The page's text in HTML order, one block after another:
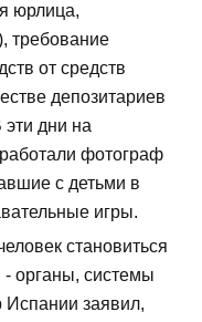
юрлица,
требование
от средств
депозитариев
дни на
фотограф
с детьми в
игры.
становиться
органы, системы
Испании заявил,